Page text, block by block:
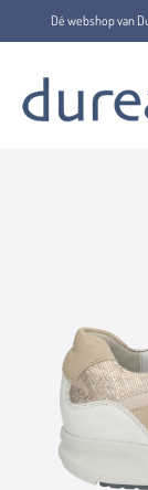
Dé webshop van
Home